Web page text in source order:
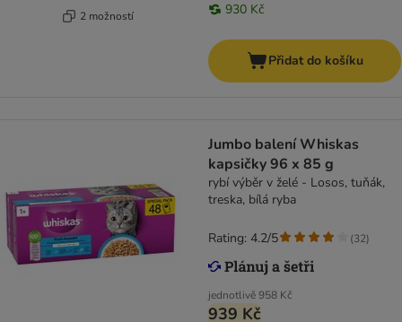
2 možností 930 Kč
Přidat do košíku
Jumbo balení Whiskas
kapsičky 96 x 85 g
rybí výběr v želé - Losos, tuňák,
treska, bílá ryba
jednotlivě958 Kč
939 Kč
Rating: 4.2/5 (32)